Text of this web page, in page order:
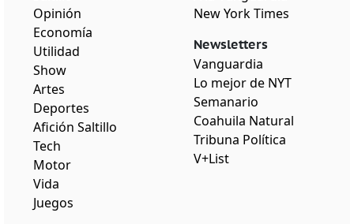
Opinión
Economía
Utilidad
Show
Artes
Deportes
Afición Saltillo
Tech
Motor
Vida
Juegos
New York Times
Newsletters
Vanguardia
Lo mejor de NYT
Semanario
Coahuila Natural
Tribuna Política
V+List